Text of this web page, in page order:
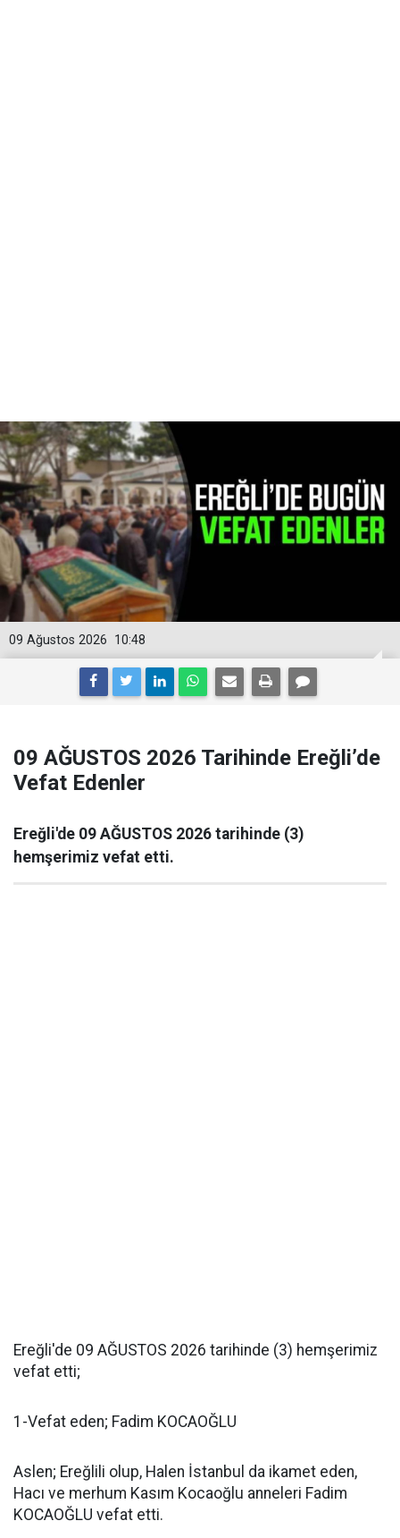
10:48
09 Ağustos 2026
09 AĞUSTOS 2026 Tarihinde Ereğli’de
Vefat Edenler
Ereğli'de 09 AĞUSTOS 2026 tarihinde (3)
hemşerimiz vefat etti.
Ereğli'de 09 AĞUSTOS 2026 tarihinde (3) hemşerimiz
vefat etti;
1-Vefat eden; Fadim KOCAOĞLU
Aslen; Ereğlili olup, Halen İstanbul da ikamet eden,
Hacı ve merhum Kasım Kocaoğlu anneleri Fadim
KOCAOĞLU vefat etti.